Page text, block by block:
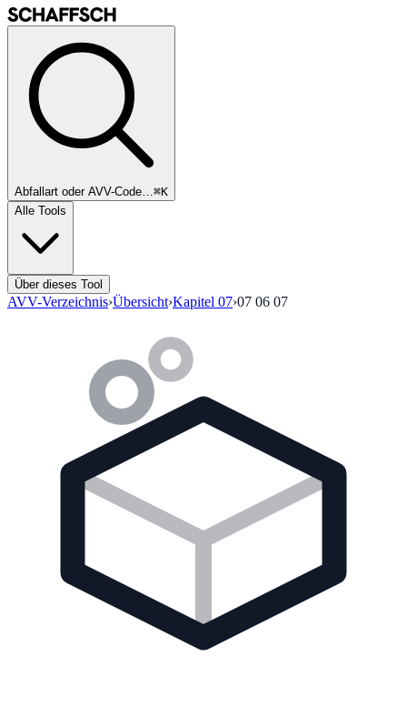
Abfallart oder AVV-Code…⌘K
Alle Tools
Über dieses Tool
AVV-Verzeichnis›Übersicht›Kapitel 07›07 06 07